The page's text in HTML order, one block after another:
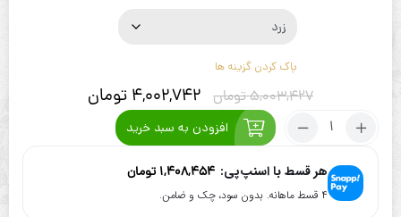
پاک کردن گزینه ها
5,003,427تومان 4,002,742 تومان
تعداد:
آب
طلا
افزودن به سبد خرید
هر قسط با اسنپ‌پی: 1,408,454 تومان
۴ قسط ماهانه. بدون سود، چک و ضامن.